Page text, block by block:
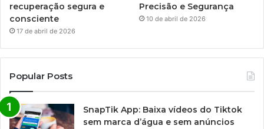
recuperação segura e
consciente
17 de abril de 2026
Precisão e Segurança
10 de abril de 2026
Popular Posts
SnapTik App: Baixa vídeos do Tiktok
sem marca d’água e sem anúncios